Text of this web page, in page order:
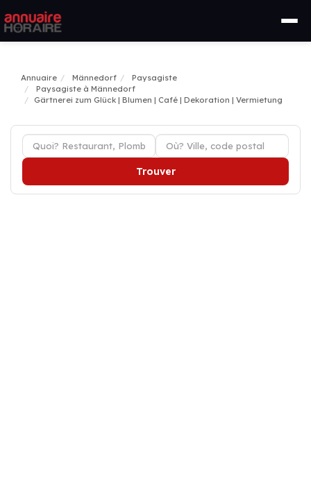
Annuaire Männedorf
Paysagiste
Paysagiste à Männedorf
Gärtnerei zum Glück | Blumen | Café | Dekoration | Vermietung
Trouver